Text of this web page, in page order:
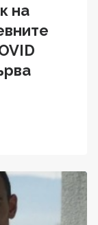
на